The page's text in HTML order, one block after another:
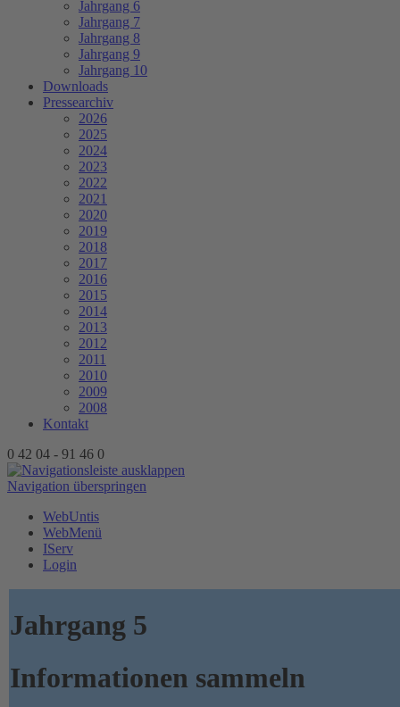
Jahrgang 6
Jahrgang 7
Jahrgang 8
Jahrgang 9
Jahrgang 10
Downloads
Pressearchiv
2026
2025
2024
2023
2022
2021
2020
2019
2018
2017
2016
2015
2014
2013
2012
2011
2010
2009
2008
Kontakt
0 42 04 - 91 46 0
Navigation überspringen
WebUntis
WebMenü
IServ
Login
Jahrgang 5
Informationen sammeln